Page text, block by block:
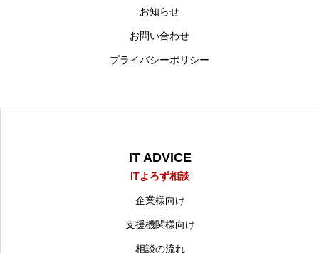
お知らせ
お問い合わせ
プライバシーポリシー
IT ADVICE
ITよろず相談
企業様向け
支援機関様向け
相談の流れ